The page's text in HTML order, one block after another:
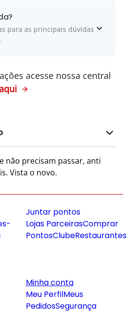
para as principais dúvidas
acesse nossa central
não precisam passar, anti
Vista o novo.
Juntar pontos
Lojas ParceirasComprar
PontosClubeRestaurantes
Minha conta
Meu PerfilMeus
PedidosSegurança